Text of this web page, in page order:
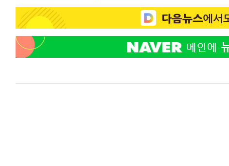
-24921초 전 >[속보]원·달러 환율, 0.7원 내린 1423.8원 마감
-22520초 전 >
"여기 떨어졌다"…다누리, 스페이스X 로켓 달 충돌 흔적 포착
-19565초 전 >손흥민, 5경기 연속골 실패…LAFC는 승부차기 끝 과달라하
-12166초 전 >
내일까지 39도 '펄펄'…기상청 "태풍 지나며 폭염 잠시 꺾인